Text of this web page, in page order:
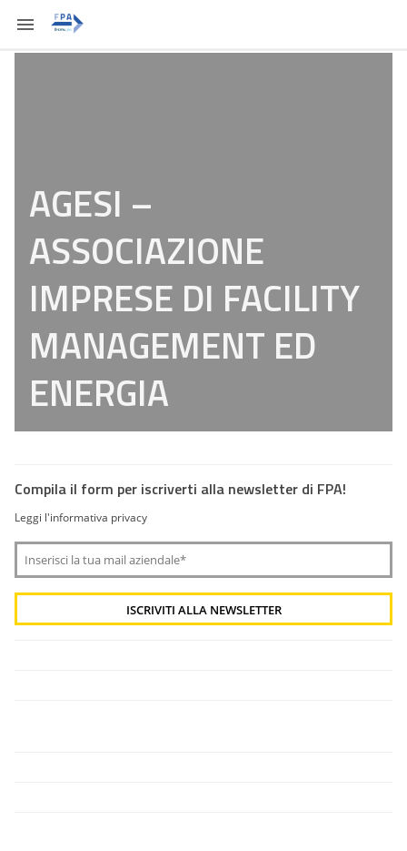
AGESI –
ASSOCIAZIONE
IMPRESE DI FACILITY
MANAGEMENT ED
ENERGIA
Compila il form per iscriverti alla newsletter di FPA!
Leggi l'informativa privacy